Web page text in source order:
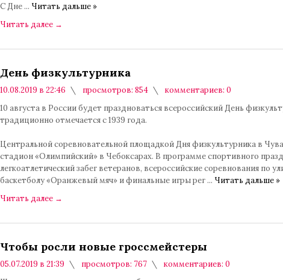
С Дне ... Читать дальше »
Читать далее →
День физкультурника
10.08.2019 в 22:46 просмотров: 854
комментариев: 0
10 августа в России будет праздноваться всероссийский День
традиционно отмечается с 1939 года.
Центральной соревновательной площадкой Дня физкультурника в
стадион «Олимпийский» в Чебоксарах. В программе спортивного
легкоатлетический забег ветеранов, всероссийские соревнования по
баскетболу «Оранжевый мяч» и финальные игры рег ... Читать дальше »
Читать далее →
Чтобы росли новые гроссмейстеры
05.07.2019 в 21:39 просмотров: 767
комментариев: 0